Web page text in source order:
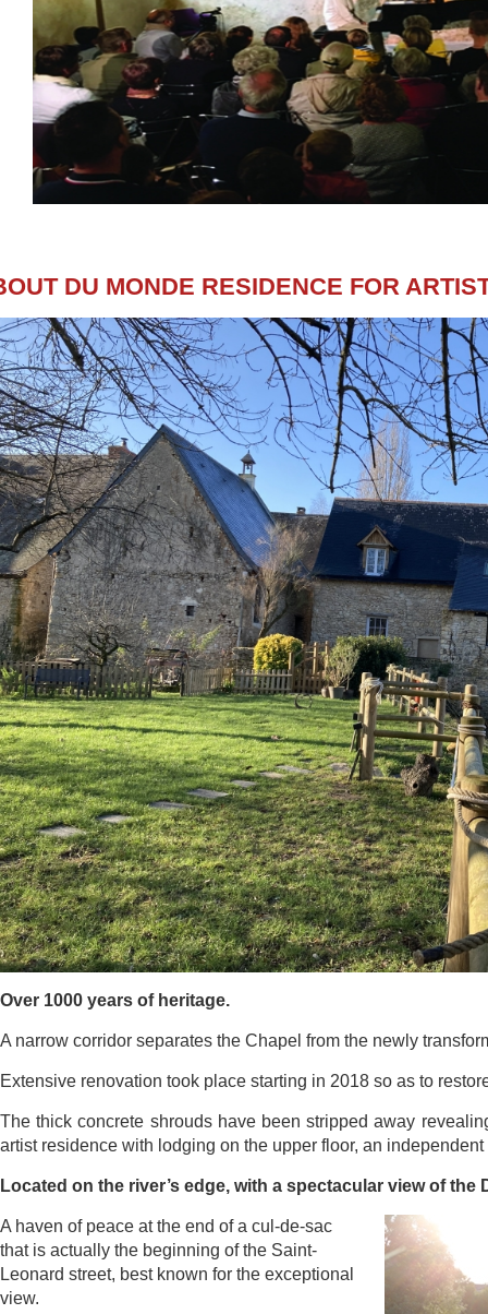
DU MONDE RESIDENCE FOR
Over 1000 years of heritage.
A narrow corridor separates the Chapel from the newly
Extensive renovation took place starting in 2018 so as to
The thick concrete shrouds have been stripped away
artist residence with lodging on the upper floor, an
Located on the river’s edge, with a spectacular view of the
A haven of peace at the end of a cul-de-sac
that is actually the beginning of the Saint-
Leonard street, best known for the exceptional
view.